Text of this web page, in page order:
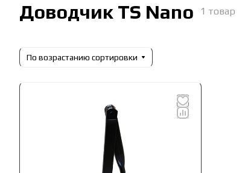
Доводчик TS Nano 1 товар
По возрастанию сортировки